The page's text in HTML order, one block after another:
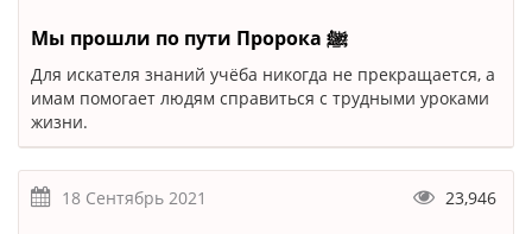
Мы прошли по пути Пророка ﷺ
Для искателя знаний учёба никогда не прекращается, а
имам помогает людям справиться с трудными уроками
жизни.
18 Сентябрь 2021 23,946